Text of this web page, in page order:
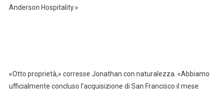
Anderson Hospitality.»
«Otto proprietà,» corresse Jonathan con naturalezza. «Abbiamo
ufficialmente concluso l’acquisizione di San Francisco il mese